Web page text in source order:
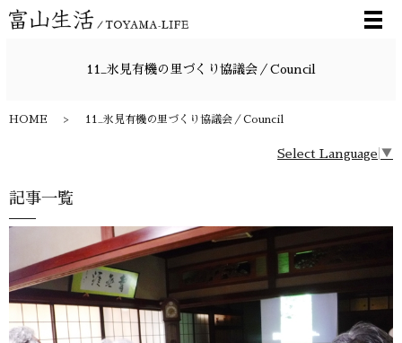
メ
11_氷見有機の里づくり協議会／Council
HOME 11_氷見有機の里づくり協議会／Council
Select Language ▼
記事一覧